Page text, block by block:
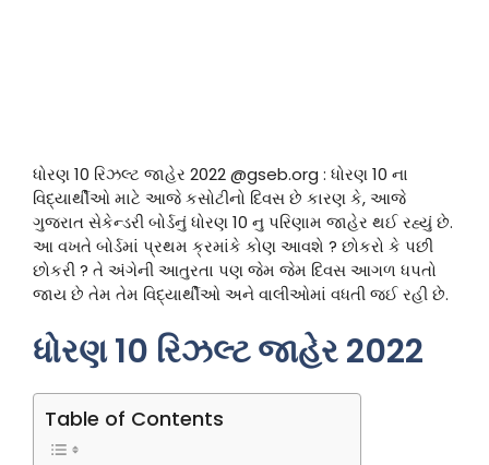
ધોરણ 10 રિઝલ્ટ જાહેર 2022 @gseb.org : ધોરણ 10 ના
વિદ્યાર્થીઓ માટે આજે કસોટીનો દિવસ છે કારણ કે, આજે
ગુજરાત સેકેન્ડરી બોર્ડનું ધોરણ 10 નુ પરિણામ જાહેર થઈ રહ્યું છે.
આ વખતે બોર્ડમાં પ્રથમ ક્રમાંકે કોણ આવશે ? છોકરો કે પછી
છોકરી ? તે અંગેની આતુરતા પણ જેમ જેમ દિવસ આગળ ધપતો
જાય છે તેમ તેમ વિદ્યાર્થીઓ અને વાલીઓમાં વધતી જઈ રહી છે.
ધોરણ 10 રિઝલ્ટ જાહેર 2022
Table of Contents